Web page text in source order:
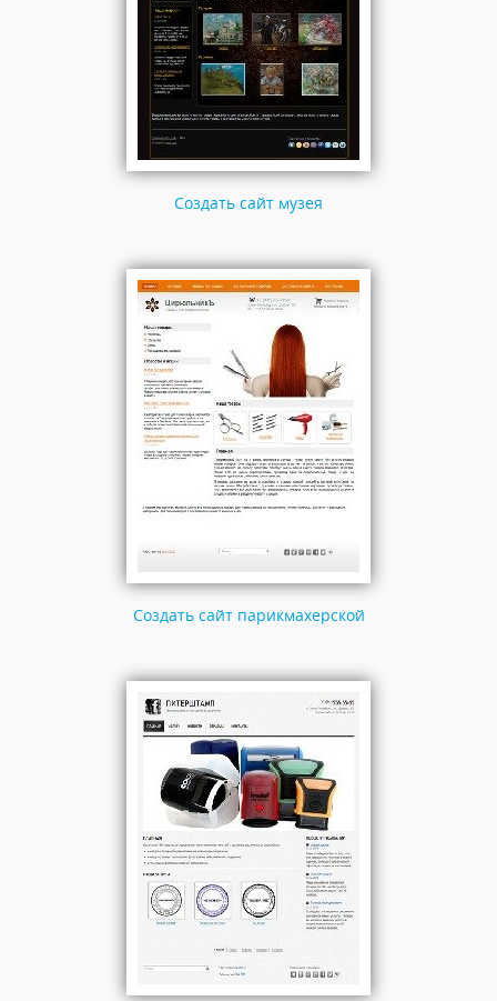
Создать сайт музея
Создать сайт парикмахерской